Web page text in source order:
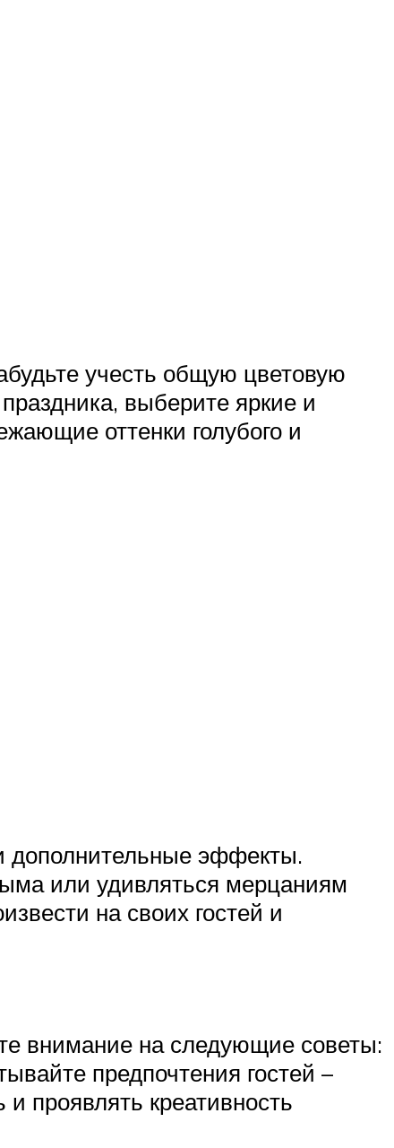
учесть общую цветовую
выберите яркие и
оттенки голубого и
дополнительные эффекты.
или удивляться мерцаниям
на своих гостей и
внимание на следующие советы:
предпочтения гостей –
проявлять креативность